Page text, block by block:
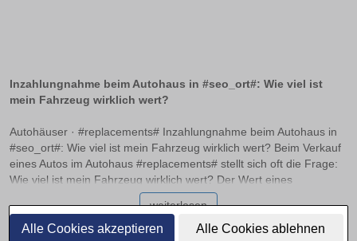
Alle Cookies akzeptieren Alle Cookies ablehnen
Inzahlungnahme beim Autohaus in #seo_ort#: Wie viel ist
mein Fahrzeug wirklich wert?
Autohäuser · #replacements# Inzahlungnahme beim Autohaus in
#seo_ort#: Wie viel ist mein Fahrzeug wirklich wert? Beim Verkauf
eines Autos im Autohaus #replacements# stellt sich oft die Frage:
Wie viel ist mein Fahrzeug wirklich wert? Der Wert eines
Fahrzeugs variiert erheblich je nach Marktbedingungen und
Kalkulationsmethoden der Händler. In diesem Artikel erfahren Sie,
wie der Marktwert vom Händlereinkaufspreis zu unterscheiden ist
weiterlesen